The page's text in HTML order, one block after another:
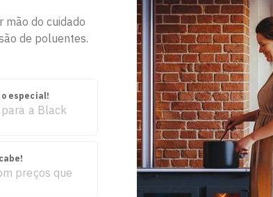
mão do cuidado
de poluentes.
especial!
a Black
preços que